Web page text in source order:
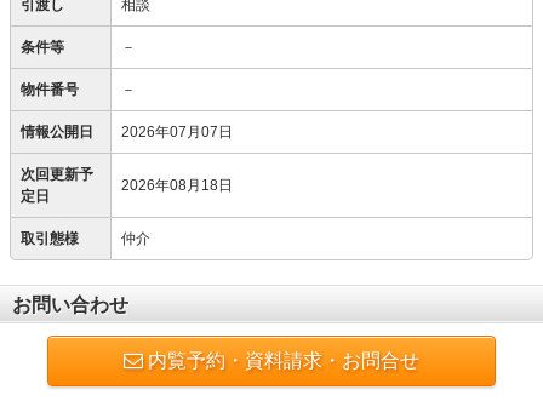
引渡し 相談
条件等 －
物件番号 －
情報公開日 2026年07月07日
次回更新予
定日
2026年08月18日
取引態様 仲介
お問い合わせ
内覧予約・資料請求・お問合せ